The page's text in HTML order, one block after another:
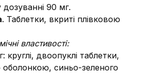
90 мг.
. Таблетки, вкриті плівковою
властивості:
круглі, двоопуклі таблетки,
оболонкою, синьо-зеленого